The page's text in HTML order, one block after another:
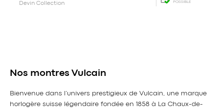
Devin Collection
POSSIBLE
Nos montres Vulcain
Bienvenue dans l’univers prestigieux de Vulcain, une marque
horlogère suisse légendaire fondée en 1858 à La Chaux-de-